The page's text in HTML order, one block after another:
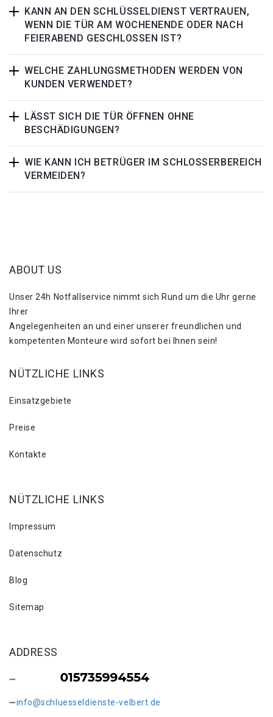
KANN AN DEN SCHLÜSSELDIENST VERTRAUEN,
WENN DIE TÜR AM WOCHENENDE ODER NACH
FEIERABEND GESCHLOSSEN IST?
WELCHE ZAHLUNGSMETHODEN WERDEN VON
KUNDEN VERWENDET?
LÄSST SICH DIE TÜR ÖFFNEN OHNE
BESCHÄDIGUNGEN?
WIE KANN ICH BETRÜGER IM SCHLOSSERBEREICH
VERMEIDEN?
ABOUT US
Unser 24h Notfallservice nimmt sich Rund um die Uhr gerne
Ihrer
Angelegenheiten an und einer unserer freundlichen und
kompetenten Monteure wird sofort bei Ihnen sein!
NÜTZLICHE LINKS
Einsatzgebiete
Preise
Kontakte
NÜTZLICHE LINKS
Impressum
Datenschutz
Blog
Sitemap
ADDRESS
info@schluesseldienste-velbert.de